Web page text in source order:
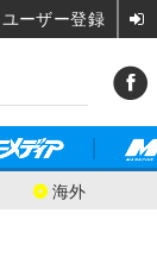
海外
ユーザー登録